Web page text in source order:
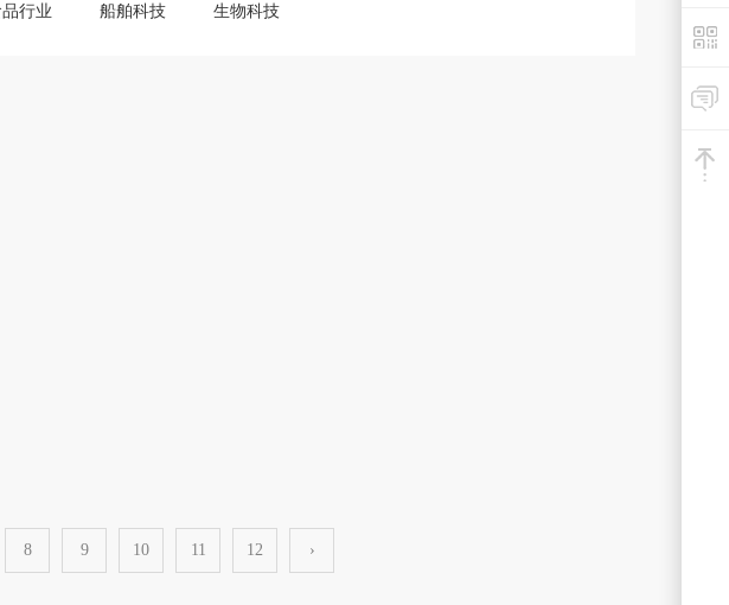
行业 船舶科技 生物科技
8 9 10 11 12 ›